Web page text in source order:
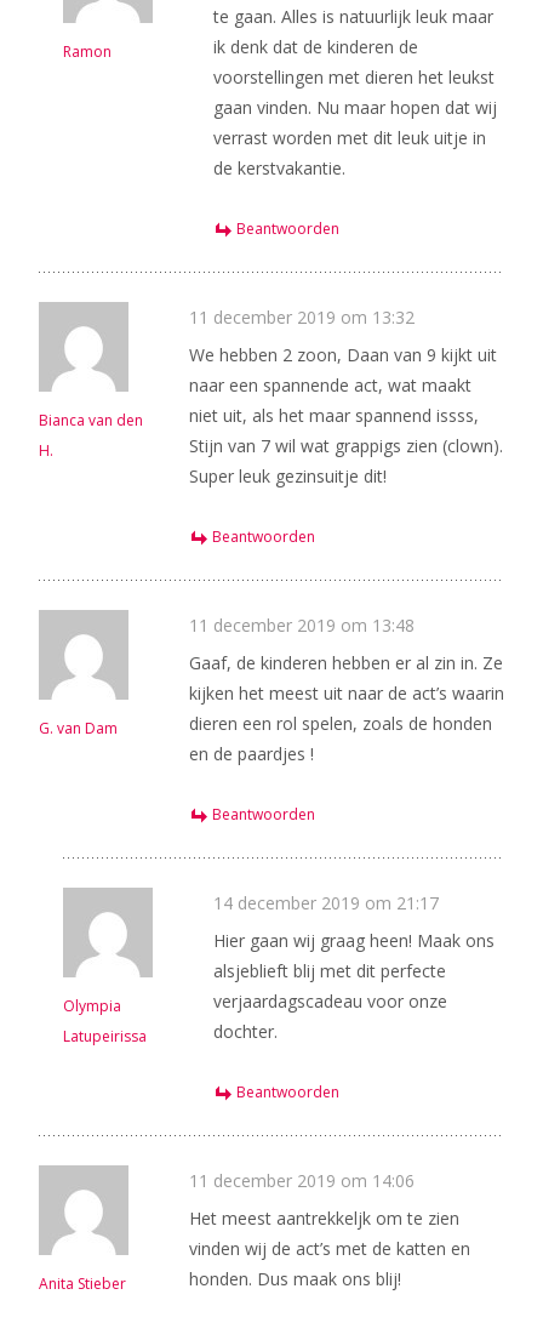
Ramon
te gaan. Alles is natuurlijk leuk maar
ik denk dat de kinderen de
voorstellingen met dieren het leukst
gaan vinden. Nu maar hopen dat wij
verrast worden met dit leuk uitje in
de kerstvakantie.
Beantwoorden
Bianca van den
H.
11 december 2019 om 13:32
We hebben 2 zoon, Daan van 9 kijkt uit
naar een spannende act, wat maakt
niet uit, als het maar spannend issss,
Stijn van 7 wil wat grappigs zien (clown).
Super leuk gezinsuitje dit!
Beantwoorden
G. van Dam
11 december 2019 om 13:48
Gaaf, de kinderen hebben er al zin in. Ze
kijken het meest uit naar de act’s waarin
dieren een rol spelen, zoals de honden
en de paardjes !
Beantwoorden
Olympia
Latupeirissa
14 december 2019 om 21:17
Hier gaan wij graag heen! Maak ons
alsjeblieft blij met dit perfecte
verjaardagscadeau voor onze
dochter.
Beantwoorden
Anita Stieber
11 december 2019 om 14:06
Het meest aantrekkeljk om te zien
vinden wij de act’s met de katten en
honden. Dus maak ons blij!